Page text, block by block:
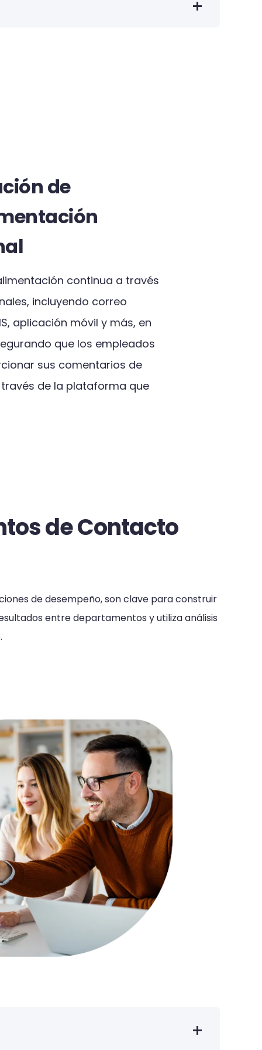
de
continua a través
incluyendo correo
aplicación móvil y más, en
que los empleados
sus comentarios de
de la plataforma que
de Contacto
de desempeño, son clave para construir
entre departamentos y utiliza análisis